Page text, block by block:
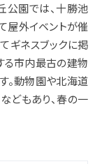
公園では、十勝池
屋外イベントが催
ギネスブックに掲
る市内最古の建物
。動物園や北海道
どもあり、春の一